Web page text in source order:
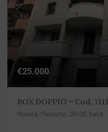
€25.000
BOX DOPPIO – Cod. 7111
Novara, Piemonte, 28100, Italia